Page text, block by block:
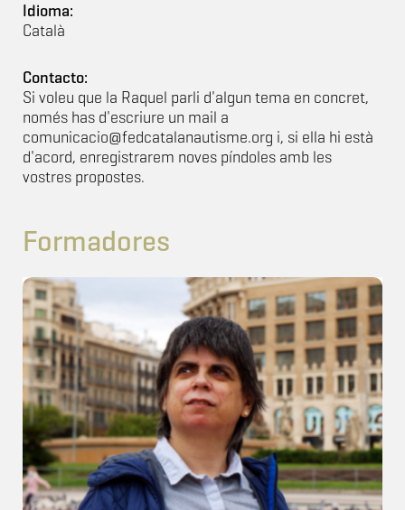
Idioma:
Català
Contacto:
Si voleu que la Raquel parli d'algun tema en concret,
només has d'escriure un mail a
comunicacio@fedcatalanautisme.org i, si ella hi està
d'acord, enregistrarem noves píndoles amb les
vostres propostes.
Formadores